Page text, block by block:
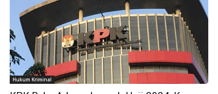
Hukum Kriminal